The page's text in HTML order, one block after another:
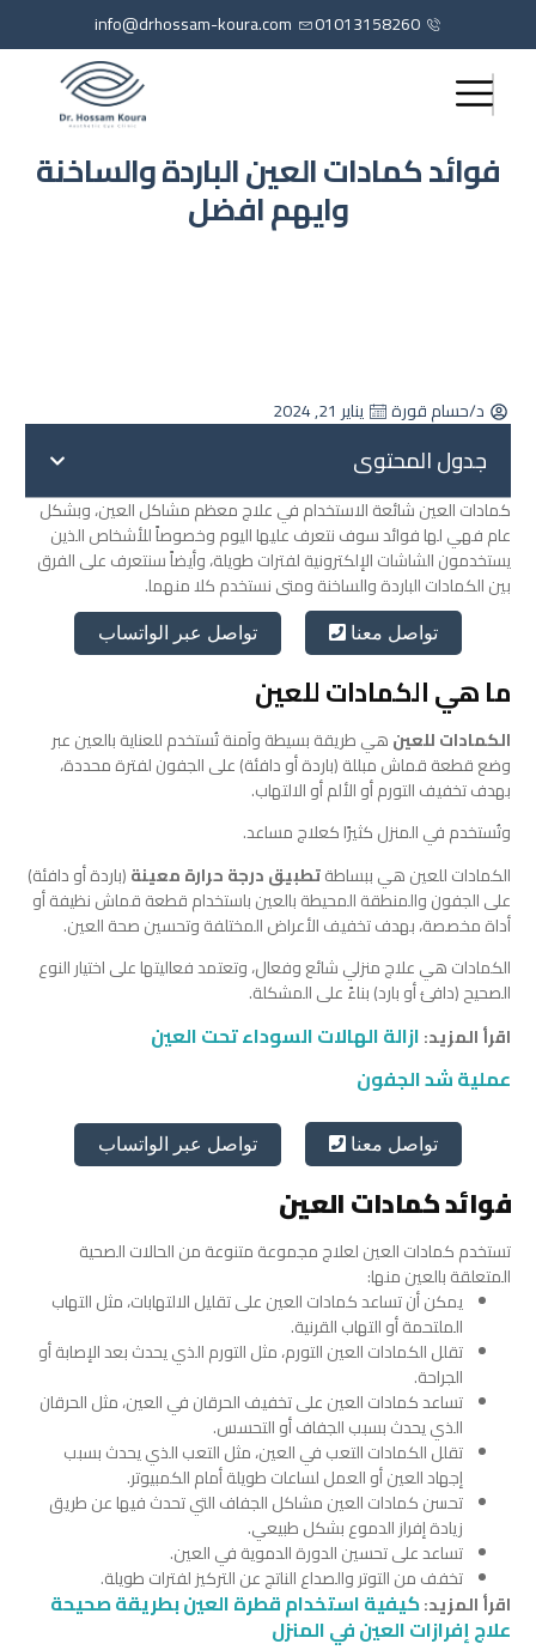
01013158260
info@drhossam-koura.com
فوائد كمادات العين الباردة والساخنة
وايهم افضل
د/حسام قورة يناير 21, 2024
جدول المحتوى
كمادات العين شائعة الاستخدام في علاج معظم مشاكل العين، وبشكل
عام فهي لها فوائد سوف نتعرف عليها اليوم وخصوصاً للأشخاص الذين
يستخدمون الشاشات الإلكترونية لفترات طويلة، وأيضاً سنتعرف على الفرق
بين الكمادات الباردة والساخنة ومتى نستخدم كلا منهما.
تواصل معنا تواصل عبر الواتساب
ما هي الكمادات للعين
الكمادات للعينهي طريقة بسيطة وآمنة تُستخدم للعناية بالعين عبر
وضع قطعة قماش مبللة (باردة أو دافئة) على الجفون لفترة محددة،
بهدف تخفيف التورم أو الألم أو الالتهاب.
وتُستخدم في المنزل كثيرًا كعلاج مساعد.
الكمادات للعين هي ببساطةتطبيق درجة حرارة معينة(باردة أو دافئة)
على الجفون والمنطقة المحيطة بالعين باستخدام قطعة قماش نظيفة أو
أداة مخصصة، بهدف تخفيف الأعراض المختلفة وتحسين صحة العين.
الكمادات هي علاج منزلي شائع وفعال، وتعتمد فعاليتها على اختيار النوع
الصحيح (دافئ أو بارد) بناءً على المشكلة.
اقرأ المزيد:ازالة الهالات السوداء تحت العين
عملية شد الجفون
تواصل معنا تواصل عبر الواتساب
فوائد كمادات العين
تستخدم كمادات العين لعلاج مجموعة متنوعة من الحالات الصحية
المتعلقة بالعين منها:
يمكن أن تساعد كمادات العين على تقليل الالتهابات، مثل التهاب
الملتحمة أو التهاب القرنية.
تقلل الكمادات العين التورم، مثل التورم الذي يحدث بعد الإصابة أو
الجراحة.
تساعد كمادات العين على تخفيف الحرقان في العين، مثل الحرقان
الذي يحدث بسبب الجفاف أو التحسس.
تقلل الكمادات التعب في العين، مثل التعب الذي يحدث بسبب
إجهاد العين أو العمل لساعات طويلة أمام الكمبيوتر.
تحسن كمادات العين مشاكل الجفاف التي تحدث فيها عن طريق
زيادة إفراز الدموع بشكل طبيعي.
تساعد على تحسين الدورة الدموية في العين.
تخفف من التوتر والصداع الناتج عن التركيز لفترات طويلة.
اقرأ المزيد:كيفية استخدام قطرة العين بطريقة صحيحة
علاج إفرازات العين في المنزل